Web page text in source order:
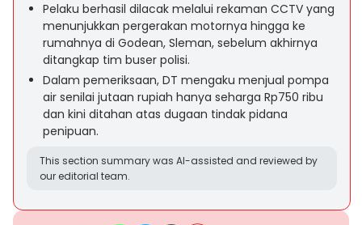
Pelaku berhasil dilacak melalui rekaman CCTV yang
menunjukkan pergerakan motornya hingga ke
rumahnya di Godean, Sleman, sebelum akhirnya
ditangkap tim buser polisi.
Dalam pemeriksaan, DT mengaku menjual pompa
air senilai jutaan rupiah hanya seharga Rp750 ribu
dan kini ditahan atas dugaan tindak pidana
penipuan.
This section summary was AI-assisted and reviewed by
our editorial team.